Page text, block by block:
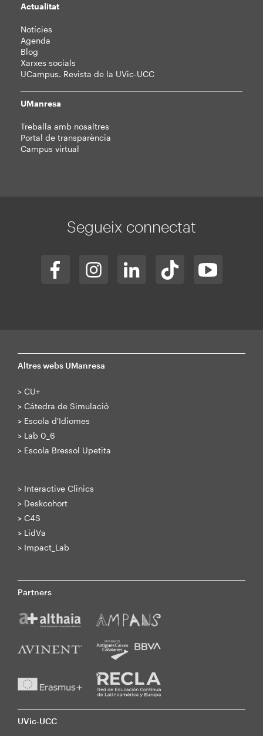
Actualitat
Notícies
Agenda
Blog
Xarxes socials
UCampus. Revista de la UVic-UCC
UManresa
Treballa amb nosaltres
Portal de transparència
Campus virtual
Segueix connectat
Altres webs UManresa
> CU+
> Cátedra de Simulació
> Escola d'Idiomes
> Lab 0_6
> Escola Bressol Upetita
> Interactive Clinics
> Deskcohort
> C4S
> LidVa
> Impact_Lab
Partners
UVic-UCC